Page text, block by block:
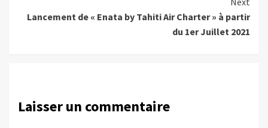
Lancement de « Enata by Tahiti Air Charter » à partir
du 1er Juillet 2021
Laisser un commentaire